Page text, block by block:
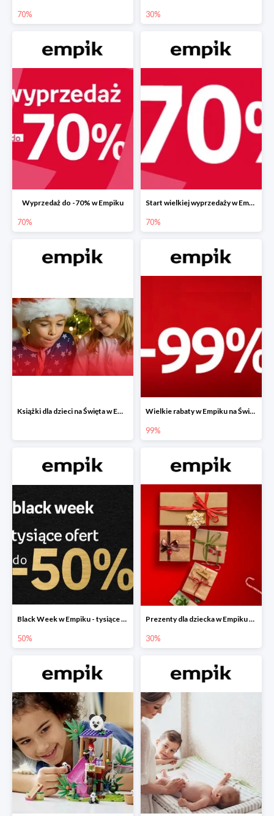
70% 30%
Wyprzedaż do -70% w Empiku
70%
Start wielkiej wyprzedaży w Empiku do -70%
70%
Książki dla dzieci na Święta w Empiku do -40% Wielkie rabaty w Empiku na Święta - piąty produkt -99%
99%
Black Week w Empiku - tysiące produktów do -50%
50%
Prezenty dla dziecka w Empiku do -30%
30%